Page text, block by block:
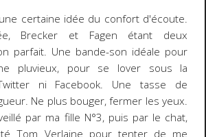
certaine idée du confort d'écoute.
Brecker et Fagen étant deux
parfait. Une bande-son idéale pour
pluvieux, pour se lover sous la
ni Facebook. Une tasse de
Ne plus bouger, fermer les yeux.
par ma fille N°3, puis par le chat,
Tom Verlaine pour tenter de me